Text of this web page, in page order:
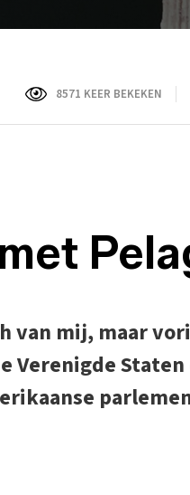
8571 KEER BEKEKEN
van mij, maar
Verenigde